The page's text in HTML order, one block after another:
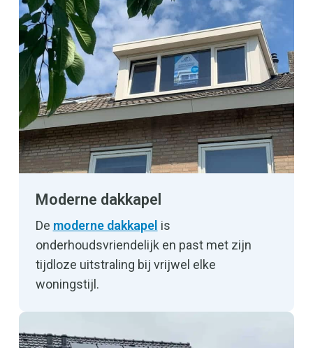
Moderne dakkapel
De moderne dakkapel is
onderhoudsvriendelijk en past met zijn
tijdloze uitstraling bij vrijwel elke
woningstijl.